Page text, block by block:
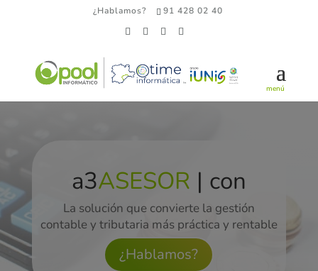
¿Hablamos? 91 428 02 40
a3ASESOR | con
La solución que convierte la gestión
contable y tributaria más práctica y rentable
¿Hablamos?